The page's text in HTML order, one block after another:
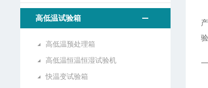
高低温试验箱
高低温预处理箱
高低温恒温恒湿试验机
快温变试验箱